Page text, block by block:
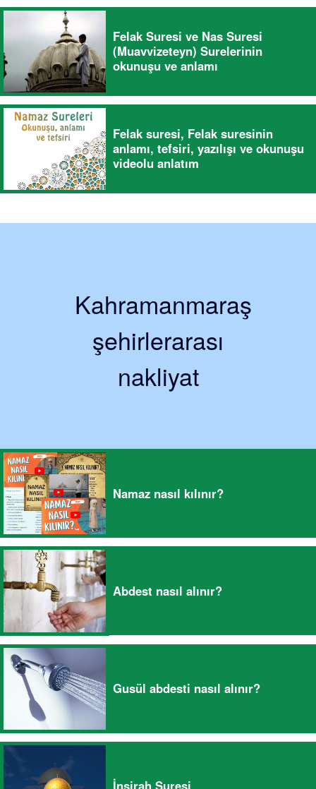
Felak Suresi ve Nas Suresi
(Muavvizeteyn) Surelerinin
okunuşu ve anlamı
Felak suresi, Felak suresinin
anlamı, tefsiri, yazılışı ve okunuşu
videolu anlatım
Kahramanmaraş
şehirlerarası
nakliyat
Namaz nasıl kılınır?
Abdest nasıl alınır?
Gusül abdesti nasıl alınır?